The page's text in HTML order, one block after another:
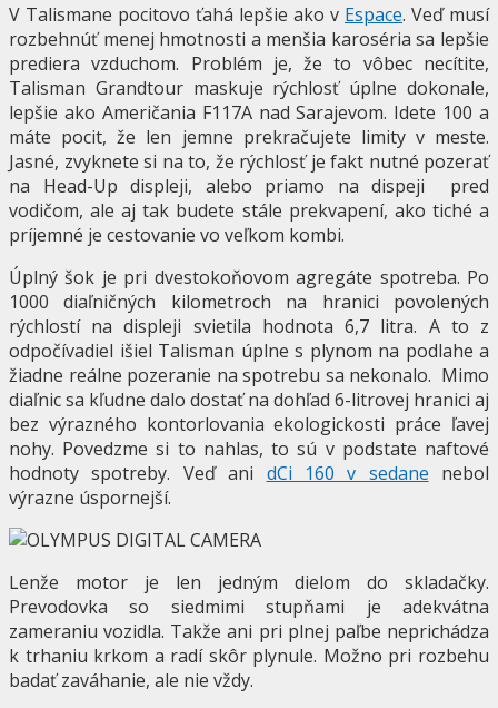
V Talismane pocitovo ťahá lepšie ako v Espace. Veď musí
rozbehnúť menej hmotnosti a menšia karoséria sa lepšie
prediera vzduchom. Problém je, že to vôbec necítite,
Talisman Grandtour maskuje rýchlosť úplne dokonale,
lepšie ako Američania F117A nad Sarajevom. Idete 100 a
máte pocit, že len jemne prekračujete limity v meste.
Jasné, zvyknete si na to, že rýchlosť je fakt nutné pozerať
na Head-Up displeji, alebo priamo na dispeji pred
vodičom, ale aj tak budete stále prekvapení, ako tiché a
príjemné je cestovanie vo veľkom kombi.
Úplný šok je pri dvestokoňovom agregáte spotreba. Po
1000 diaľničných kilometroch na hranici povolených
rýchlostí na displeji svietila hodnota 6,7 litra. A to z
odpočívadiel išiel Talisman úplne s plynom na podlahe a
žiadne reálne pozeranie na spotrebu sa nekonalo. Mimo
diaľnic sa kľudne dalo dostať na dohľad 6-litrovej hranici aj
bez výrazného kontorlovania ekologickosti práce ľavej
nohy. Povedzme si to nahlas, to sú v podstate naftové
hodnoty spotreby. Veď ani dCi 160 v sedane nebol
výrazne úspornejší.
Lenže motor je len jedným dielom do skladačky.
Prevodovka so siedmimi stupňami je adekvátna
zameraniu vozidla. Takže ani pri plnej paľbe neprichádza
k trhaniu krkom a radí skôr plynule. Možno pri rozbehu
badať zaváhanie, ale nie vždy.